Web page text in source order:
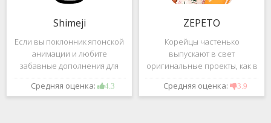
Shimeji
Если вы поклонник японской
анимации и любите
забавные дополнения для
своего смартфона, обратите
внимание на Shimeji -
Средняя оценка: 4.3
ZEPETO
Корейцы частенько
выпускают в свет
оригинальные проекты, как в
сфере игр, так и приложений.
Так, ZEPETO стремительно
Средняя оценка: 3.9